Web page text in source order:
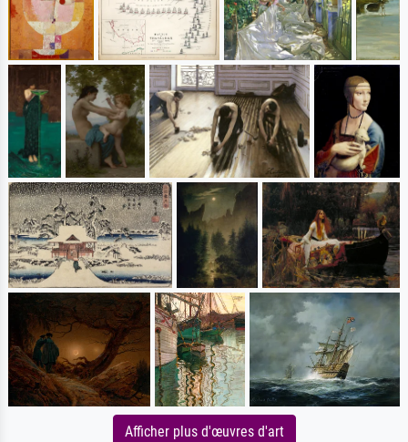
Afficher plus d'œuvres d'art